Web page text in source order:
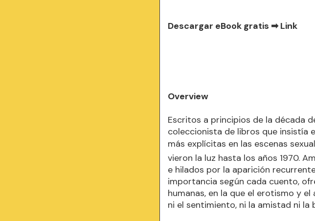
Descargar eBook gratis ➡Link
Overview
Escritos a principios de la década
coleccionista de libros que insistía
más explícitas en las escenas
vieron la luz hasta los años 1970.
e hilados por la aparición
importancia según cada cuento,
humanas, en la que el erotismo y
ni el sentimiento, ni la amistad ni